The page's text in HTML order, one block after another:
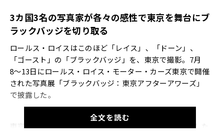
3カ国3名の写真家が各々の感性で東京を舞台にブ
ラックバッジを切り取る
ロールス・ロイスはこのほど「レイス」、「ドーン」、
「ゴースト」の「ブラックバッジ」を、東京で撮影。7月
8〜13日にロールス・ロイス・モーター・カーズ東京で開催
された写真展「ブラックバッジ：東京アフターアワーズ」
で披露した。
東京を舞台にブラックバッジ3モデルのある風景を撮影した
全文を読む